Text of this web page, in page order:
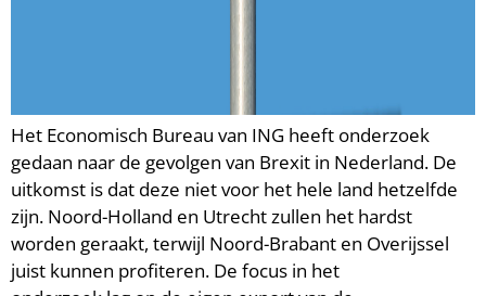
Het Economisch Bureau van ING heeft onderzoek
gedaan naar de gevolgen van Brexit in Nederland. De
uitkomst is dat deze niet voor het hele land hetzelfde
zijn. Noord-Holland en Utrecht zullen het hardst
worden geraakt, terwijl Noord-Brabant en Overijssel
juist kunnen profiteren. De focus in het